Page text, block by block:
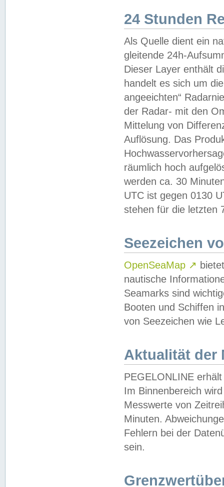
24 Stunden
Als Quelle dient ein
gleitende 24h-
Dieser Layer enthält
handelt es sich um
angeeichten“
der Radar- mit den
Mittelung von
Auflösung. Das
räumlich hoch
werden ca. 30
UTC ist gegen 0130
stehen für die letzten
Seezeichen
OpenSeaMap ↗
nautische
Seamarks sind
Booten und Schiffen
von Seezeichen wie
Aktualität der
PEGELONLINE
Im Binnenbereich
Messwerte von
Minuten.
Fehlern bei der
sein.